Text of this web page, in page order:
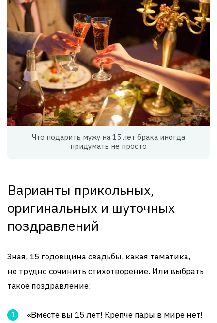
Что подарить мужу на 15 лет брака иногда
придумать не просто
Варианты прикольных,
оригинальных и шуточных
поздравлений
Зная, 15 годовщина свадьбы, какая тематика,
не трудно сочинить стихотворение. Или выбрать
такое поздравление:
«Вместе вы 15 лет! Крепче пары в мире нет!